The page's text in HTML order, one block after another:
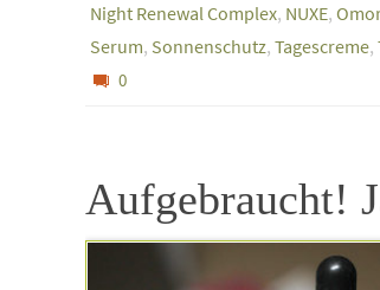
Night Renewal Complex, NUXE,
Serum, Sonnenschutz, Tagescreme,
0
Aufgebraucht!